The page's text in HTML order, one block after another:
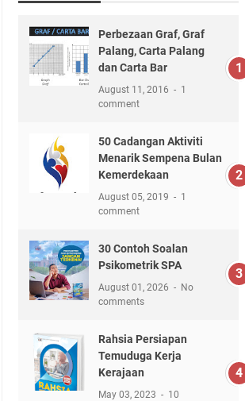
Perbezaan Graf, Graf
Palang, Carta Palang
dan Carta Bar
August 11, 2016
1
comment
50 Cadangan Aktiviti
Menarik Sempena Bulan
Kemerdekaan
August 05, 2019
1
comment
30 Contoh Soalan
Psikometrik SPA
August 01, 2026
No
comments
Rahsia Persiapan
Temuduga Kerja
Kerajaan
May 03, 2023
10